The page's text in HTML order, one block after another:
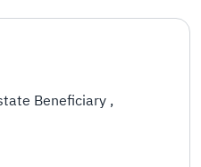
Beneficiary